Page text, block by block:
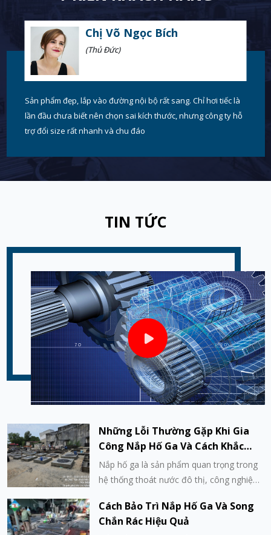
Chị Võ Ngọc Bích
(Thủ Đức)
Sản phẩm đẹp, lắp vào đường nội bộ rất sang. Chỉ hơi tiếc là
lần đầu chưa biết nên chọn sai kích thước, nhưng công ty hỗ
trợ đổi size rất nhanh và chu đáo
TIN TỨC
Những Lỗi Thường Gặp Khi Gia
Công Nắp Hố Ga Và Cách Khắc
Phục
Nắp hố ga là sản phẩm quan trọng trong
hệ thống thoát nước đô thị, công nghiệp
quá trình gia công (đặc biệt là đúc gang,
sắt đúc hoặc composite), nhiều lỗi
Cách Bảo Trì Nắp Hố Ga Và Song
Chắn Rác Hiệu Quả